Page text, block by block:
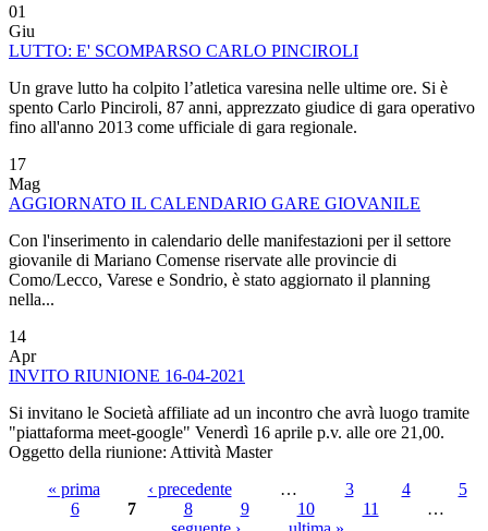
01
Giu
LUTTO: E' SCOMPARSO CARLO PINCIROLI
Un grave lutto ha colpito l’atletica varesina nelle ultime ore. Si è
spento Carlo Pinciroli, 87 anni, apprezzato giudice di gara operativo
fino all'anno 2013 come ufficiale di gara regionale.
17
Mag
AGGIORNATO IL CALENDARIO GARE GIOVANILE
Con l'inserimento in calendario delle manifestazioni per il settore
giovanile di Mariano Comense riservate alle provincie di
Como/Lecco, Varese e Sondrio, è stato aggiornato il planning
nella...
14
Apr
INVITO RIUNIONE 16-04-2021
Si invitano le Società affiliate ad un incontro che avrà luogo tramite
"piattaforma meet-google" Venerdì 16 aprile p.v. alle ore 21,00.
Oggetto della riunione: Attività Master
Pagine
« prima ‹ precedente … 3 4
5
6
7 8 9 10 11
…